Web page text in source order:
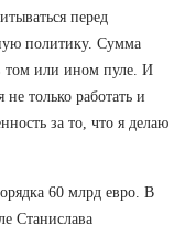
перед
политику. Сумма
том или ином пуле. И
не только работать и
за то, что я делаю
60 млрд евро. В
Станислава